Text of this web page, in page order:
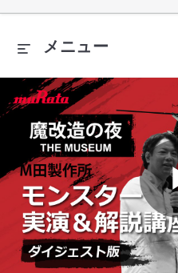
メニュー